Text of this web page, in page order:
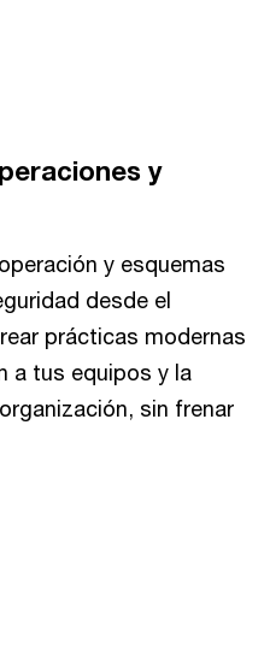
y
y esquemas
desde el
prácticas modernas
a tus equipos y la
sin frenar